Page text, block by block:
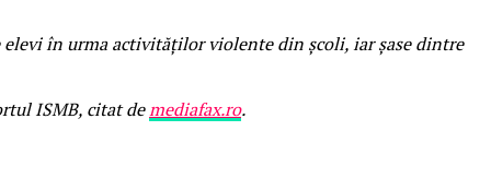
în urma activităţilor violente din şcoli, iar şase dintre
ISMB, citat demediafax.ro.